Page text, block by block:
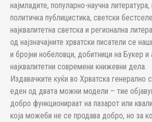
најмладите, популарно-научна
политичка публицистика, светски
најквалитетна светска и регионална
од најзначајните хрватски писатели се
и бројни нобеловци, добитници на Букер и
најквалитетни современи книжевни дела.
Издавачките куќи во Хрватска генерално
еден од двата можни модели – тие
добро функционираат на пазарот или
која можеби не се продава добро, но за